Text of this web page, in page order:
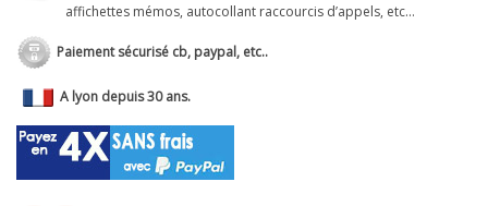
affichettes mémos, autocollant raccourcis d’appels, etc...
Paiement sécurisé cb, paypal, etc..
A lyon depuis 30 ans.